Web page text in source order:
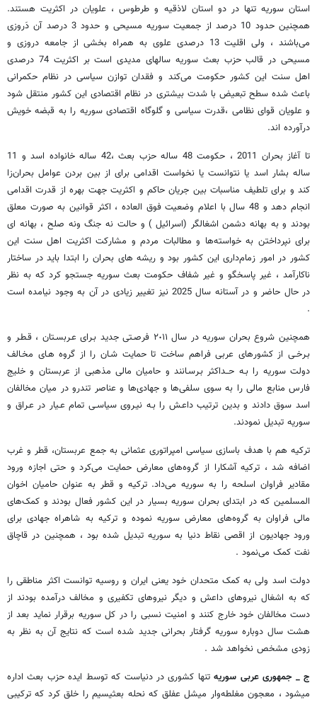
استان سوریه تنها در دو استان لاذقیه و طرطوس‌ ، علویان در اکثریت هستند.
همچنین حدود 10 درصد از جمعیت سوریه مسیحی و حدود 3 درصد آن دَروزی
می‌باشند ، ولی اقلیت 13 درصدی علوی به همراه بخشی از جامعه دروزی و
مسیحی در قالب حزب بعث سوریه سالهای مدیدی است بر اکثریت 74 درصدی
اهل سنت این کشور حکومت می‌کند و فقدان توازن سیاسی در نظام حکمرانی
باعث شده سطح تبعیض با شدت بیشتری در نظام اقتصادی این کشور منتقل شود
و علویان قوای نظامی ،قدرت سیاسی و گلوگاه اقتصادی سوریه را به قبضه خویش
درآورده اند.
تا آغاز بحران 2011 ، حکومت 48 ساله حزب بعث ،42 ساله خانواده اسد و 11
ساله بشار اسد یا نتوانست یا نخواست اقدامی برای از بین بردن عوامل بحران‌زا
کند و برای تلطیف مناسبات بین جریان حاکم و اکثریت جهت بهره از قدرت اقدامی
انجام دهد و 48 سال با اعلام وضعیت فوق العاده ، اکثر قوانین به صورت معلق
بودند و به بهانه دشمن اشغالگر (اسرائیل ) و حالت نه جنگ ونه صلح ، بهانه ای
برای نپرداختن به خواسته‌ها و مطالبات مردم و مشارکت اکثریت اهل سنت این
کشور در امور زمام‌داری این کشور بود و ریشه های بحران را ابتدا باید در ساختار
ناکارآمد ، غیر پاسخگو و غیر شفاف حکومت بعث سوریه جستجو کرد که به نظر
در حال حاضر و در آستانه سال 2025 نیز تغییر زیادی در آن به وجود نیامده است
.
همچنین شروع بحران سوریه در سال ٢٠١١ فرصـتی جدید بـرای عـربسـتان ، قـطـر و
بـرخـی از کشورهای عربی فراهم ساخت تا حمایت شـان را از گروه هـای مخـالف
دولت سوریه را بـه حــداکثر بـرسـانند و حامیان مالی مذهبی از عربستان و خلیج
فارس منابع مالی را به سوی سلفی‌ها و جهادی‌ها و عناصر تندرو در میان مخالفان
اسد سوق دادند و بدین ترتیب داعـش را بـه‌ نیـروی سیاسـی تمام عـیار در عـراق و
سوریه تبدیل نمودند.
ترکیه هم با هدف باسازی سیاسی امپراتوری عثمانی به جمع عربستان، قطر و غرب
اضافه شد ، ترکیه آشکارا از گروه‌های معارض حمایت می‌کرد و حتی اجازه ورود
مقادیر فراوان اسلحه را به سوریه می‌داد. ترکیه و قطر به عنوان حامیان اخوان
المسلمین که در ابتدای بحران سوریه بسیار در این کشور فعال بودند و کمک‌های
مالی فراوان به گروه‌های معارض سوریه نموده و ترکیه به شاهراه جهادی برای
ورود جهادیون از اقصی نقاط دنیا به سوریه تبدیل شده بود ، همچنین در قاچاق
نفت کمک می‌نمود .
دولت اسد ولی به کمک متحدان خود یعنی ایران و روسیه توانست اکثر مناطقی را
که به اشغال نیروهای داعش و دیگر نیروهای تکفیری و مخالف درآمده بودند از
دست مخالفان خود خارج کنند و امنیت نسبی را در کل سوریه برقرار نماید بعد از
هشت سال دوباره سوریه گرفتار بحرانی جدید شده است که نتایج آن به نظر به
زودی مشخص نخواهد شد .
ج _ جمهوری عربی سوریهتنها کشوری در دنیاست که توسط ایده حزب بعث اداره
میشود ، معجون مغلطه‌وار میشل عفلق که نحله بعثیسیم را خلق کرد که ترکیبی